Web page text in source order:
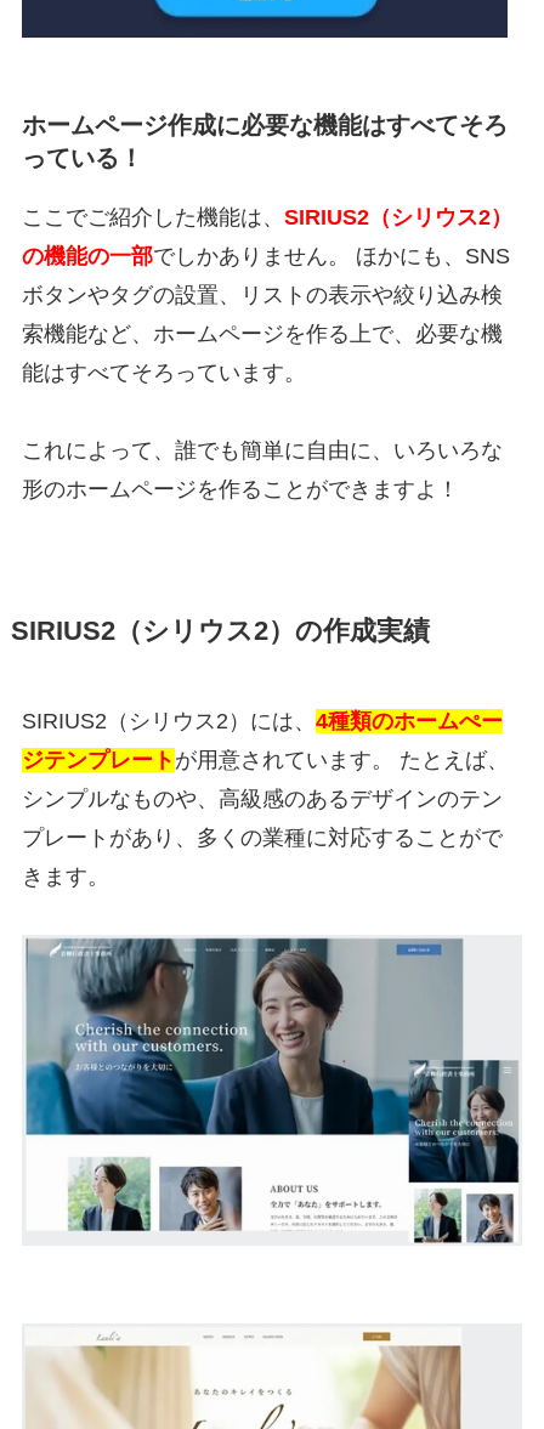
ホームページ作成に必要な機能はすべてそろ
っている！
ここでご紹介した機能は、 SIRIUS2（シリウス2）
の機能の一部でしかありません。 ほかにも、SNS
ボタンやタグの設置、リストの表示や絞り込み検
索機能など、ホームページを作る上で、必要な機
能はすべてそろっています。
これによって、誰でも簡単に自由に、いろいろな
形のホームページを作ることができますよ！
SIRIUS2（シリウス2）の作成実績
SIRIUS2（シリウス2）には、 4種類のホームぺー
ジテンプレート が用意されています。 たとえば、
シンプルなものや、高級感のあるデザインのテン
プレートがあり、多くの業種に対応することがで
きます。